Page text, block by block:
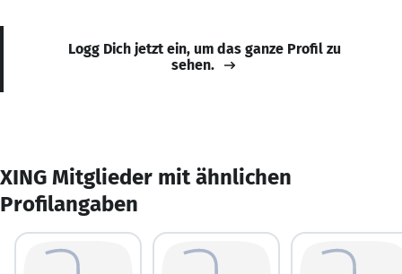
Logg Dich jetzt ein, um das ganze Profil zu
sehen.
XING Mitglieder mit ähnlichen
Profilangaben